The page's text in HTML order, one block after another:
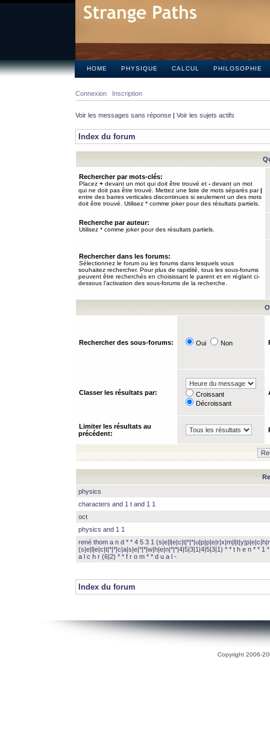
HOME PHYSIQUE CALCUL PHILOSOPHIE
Connexion Inscription
Voir les messages sans réponse | Voir les sujets actifs
Index du forum
Rechercher par mots-clés:
Placez + devant un mot qui doit être trouvé et - devant un mot
qui ne doit pas être trouvé. Mettez une liste de mots séparés par|
entre des barres verticales discontinues si seulement un des mots
doit être trouvé. Utilisez * comme joker pour des résultats partiels.
Recherche par auteur:
Utilisez * comme joker pour des résultats partiels.
Rechercher dans les forums:
Sélectionnez le forum ou les forums dans lesquels vous
souhaitez rechercher. Pour plus de rapidité, tous les sous-forums
peuvent être recherchés en choisissant le parent et en réglant ci-
dessous l’activation des sous-forums de la recherche.
Rechercher des sous-forums: Oui Non
Classer les résultats par:
Croissant
Décroissant
Limiter les résultats au
précédent:
physics
characters and 1 t and 1 1
oct
physics and 1 1
rené thom a n d * * 4 5 3 1
(s|e|l|e|c|t|*|*|c|a|s|e|*|*|w|h|e|n|*|*|4|5|3|1|4|5|3|1) * * t h e n * * 1
a l c h r (6|2) * * f r o m * * d u a l -
Index du forum
Copyright 2006-